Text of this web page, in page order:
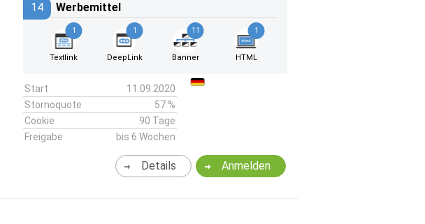
14 Werbemittel
1
Textlink
1
DeepLink
11
Banner
1
HTML
Start
11.09.2020
Stornoquote
57 %
Cookie
90 Tage
Freigabe
bis 6 Wochen
Anmelden
Details